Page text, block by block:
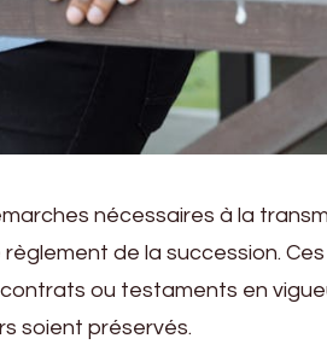
nécessaires à la
de la succession. Ces
ou testaments en
soient préservés.